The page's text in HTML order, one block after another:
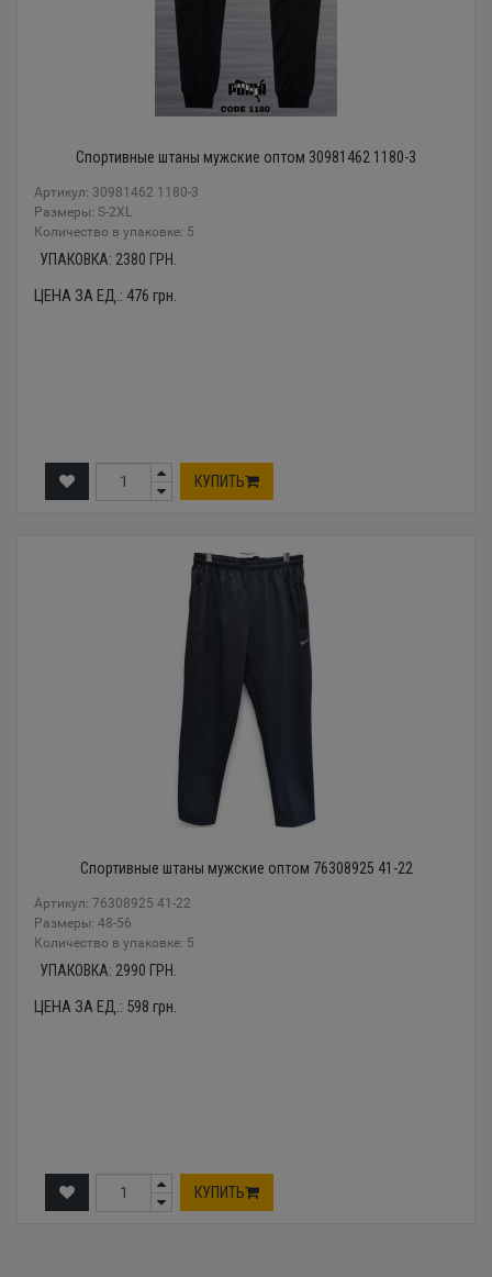
Спортивные штаны мужские оптом 30981462 1180-3
Артикул: 30981462 1180-3
Размеры: S-2XL
Количество в упаковке: 5
УПАКОВКА: 2380 ГРН.
ЦЕНА ЗА ЕД.: 476 грн.
КУПИТЬ
Спортивные штаны мужские оптом 76308925 41-22
Артикул: 76308925 41-22
Размеры: 48-56
Количество в упаковке: 5
УПАКОВКА: 2990 ГРН.
ЦЕНА ЗА ЕД.: 598 грн.
КУПИТЬ